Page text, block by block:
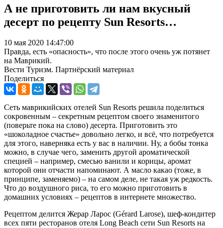
А не приготовить ли нам вкусный
десерт по рецепту Sun Resorts…
10 мая 2020 14:47:00
Правда, есть «опасность», что после этого очень уж потянет
на Маврикий.
Вести Туризм. Партнёрский материал
Поделиться
Сеть маврикийских отелей Sun Resorts решила поделиться
сокровенным – секретным рецептом своего знаменитого
(поверьте пока на слово) десерта. Приготовить это
«шоколадное счастье» довольно легко, и всё, что потребуется
для этого, наверняка есть у вас в наличии. Ну, а бобы тонка
можно, в случае чего, заменить другой ароматической
специей – например, смесью ванили и корицы, аромат
которой они отчасти напоминают. А масло какао (тоже, в
принципе, заменяемо) – на самом деле, не такая уж редкость.
Что до воздушного риса, то его можно приготовить в
домашних условиях – рецептов в интернете множество.
Рецептом делится Жерар Ларос (Gérard Larose), шеф-кондитер
всех пяти ресторанов отеля Long Beach сети Sun Resorts на